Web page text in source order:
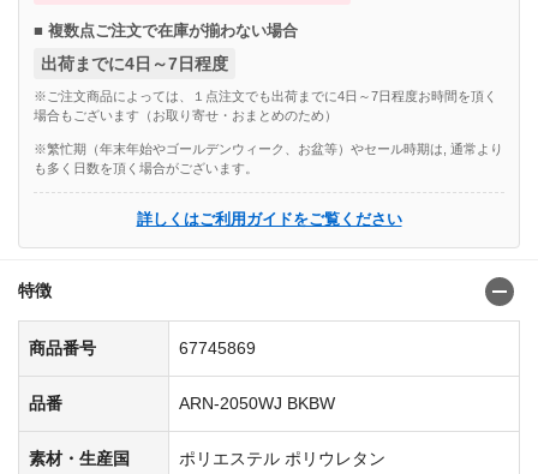
■ 複数点ご注文で在庫が揃わない場合
出荷までに4日～7日程度
※ご注文商品によっては、１点注文でも出荷までに4日～7日程度お時間を頂く
場合もございます（お取り寄せ・おまとめのため）
※繁忙期（年末年始やゴールデンウィーク、お盆等）やセール時期は, 通常より
も多く日数を頂く場合がございます。
詳しくはご利用ガイドをご覧ください
特徴
商品番号 67745869
品番 ARN-2050WJ BKBW
素材・生産国
ポリエステル ポリウレタン